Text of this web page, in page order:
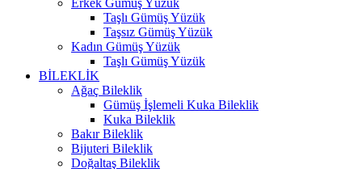
Erkek Gümüş Yüzük
Taşlı Gümüş Yüzük
Taşsız Gümüş Yüzük
Kadın Gümüş Yüzük
Taşlı Gümüş Yüzük
BİLEKLİK
Ağaç Bileklik
Gümüş İşlemeli Kuka Bileklik
Kuka Bileklik
Bakır Bileklik
Bijuteri Bileklik
Doğaltaş Bileklik